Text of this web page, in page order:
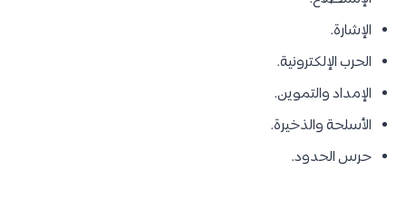
الإشارة.
الحرب الإلكترونية.
الإمداد والتموين.
الأسلحة والذخيرة.
حرس الحدود.